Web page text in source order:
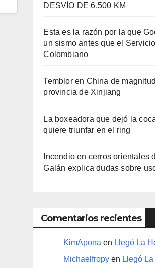
DESVÍO DE 6.500 KM
Esta es la razón por la que
un sismo antes que el
Colombiano
Temblor en China de
provincia de Xinjiang
La boxeadora que dejó la
quiere triunfar en el ring​
Incendio en cerros orientales
Galán explica dudas sobre
Comentarios recientes
KimApona en Llegó La
Michaelfropy en Llegó